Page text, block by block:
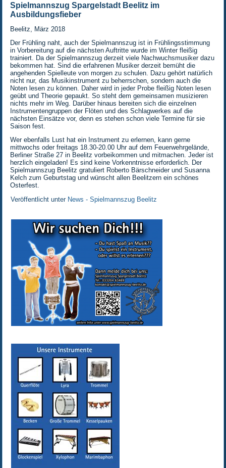
Spielmannszug Spargelstadt Beelitz im
Ausbildungsfieber
Beelitz, März 2018
Der Frühling naht, auch der Spielmannszug ist in Frühlingsstimmung
in Vorbereitung auf die nächsten Auftritte wurde im Winter fleißig
trainiert. Da der Spielmannszug derzeit viele Nachwuchsmusiker dazu
bekommen hat. Sind die erfahrenen Musiker derzeit bemüht die
angehenden Spielleute von morgen zu schulen. Dazu gehört natürlich
nicht nur, das Musikinstrument zu beherrschen, sondern auch die
Noten lesen zu können. Daher wird in jeder Probe fleißig Noten lesen
geübt und Theorie gepaukt. So steht dem gemeinsamen musizieren
nichts mehr im Weg. Darüber hinaus bereiten sich die einzelnen
Instrumentengruppen der Flöten und des Schlagwerkes auf die
nächsten Einsätze vor, denn es stehen schon viele Termine für sie
Saison fest.
Wer ebenfalls Lust hat ein Instrument zu erlernen, kann gerne
mittwochs oder freitags 18.30-20.00 Uhr auf dem Feuerwehrgelände,
Berliner Straße 27 in Beelitz vorbeikommen und mitmachen. Jeder ist
herzlich eingeladen! Es sind keine Vorkenntnisse erforderlich. Der
Spielmannszug Beelitz gratuliert Roberto Bärschneider und Susanna
Kelch zum Geburtstag und wünscht allen Beelitzern ein schönes
Osterfest.
Veröffentlicht unter News - Spielmannszug Beelitz